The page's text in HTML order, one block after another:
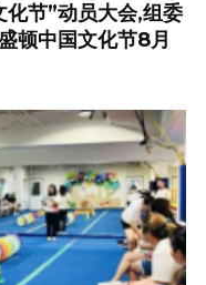
节”动员大会,组委
顿中国文化节8月